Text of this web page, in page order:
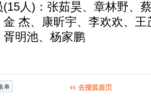
人)：张茹昊、章林野、
杰、康昕宇、李欢欢、王
明池、杨家鹏
单